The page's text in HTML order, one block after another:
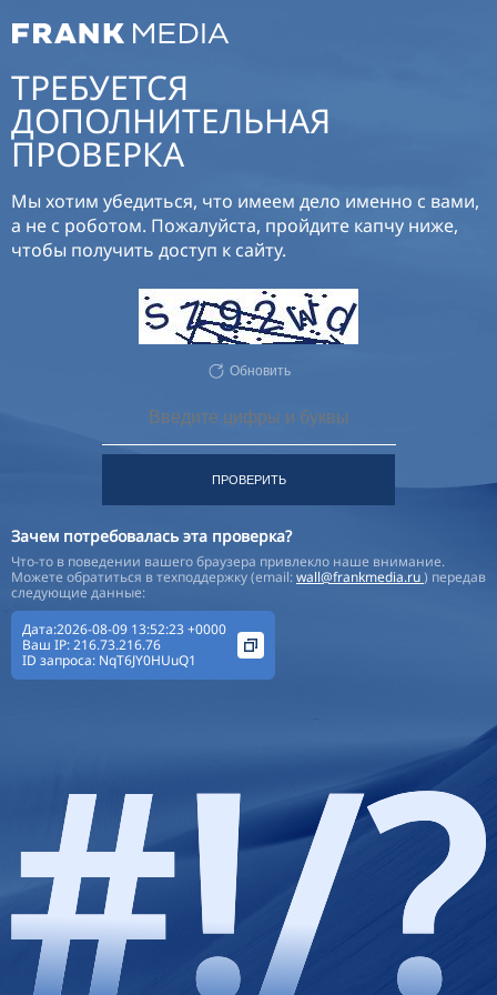
ТРЕБУЕТСЯ
ДОПОЛНИТЕЛЬНАЯ
ПРОВЕРКА
Мы хотим убедиться, что имеем дело именно с вами,
а не с роботом. Пожалуйста, пройдите капчу ниже,
чтобы получить доступ к сайту.
Обновить
ПРОВЕРИТЬ
Зачем потребовалась эта проверка?
Что-то в поведении вашего браузера привлекло наше внимание.
Можете обратиться в техподдержку (email:wall@frankmedia.ru) передав
следующие данные:
Дата:2026-08-09 13:52:23 +0000
Ваш IP:216.73.216.76
ID запроса: NqT6JY0HUuQ1